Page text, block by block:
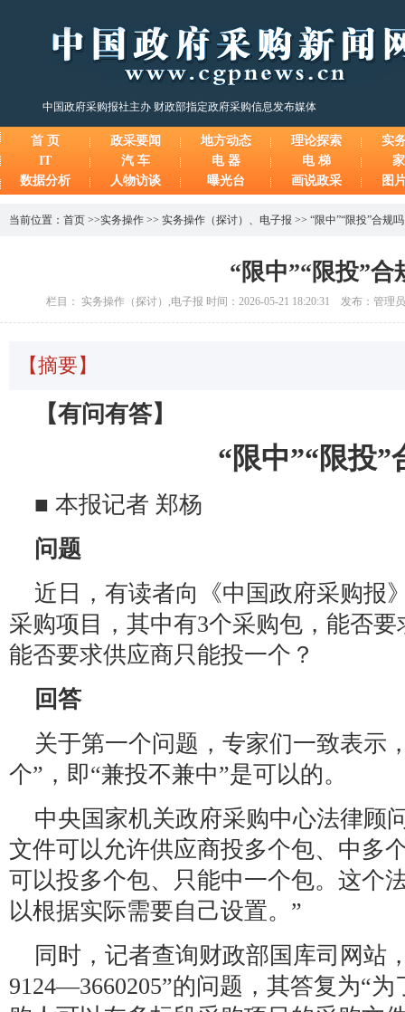
中国政府采购报社主办 财政部指定政府采购信息发布媒体
首 页 政采要闻 地方动态 理论探索
实
IT
汽 车 电 器 电 梯
数据分析
人物访谈 曝光台 画说政采 图
当前位置： 首页 >>实务操作 >> 实务操作（探讨） 、 电子报 >> “限中”“限投”合规吗
“限中”“限投”合
栏目： 实务操作（探讨）,电子报 时间：2026-05-21 18:20:31 发布：管理
【摘要】
【有问有答】
“限中”“限投”
■ 本报记者 郑杨
问题
近日，有读者向《中国政府采购报
采购项目，其中有3个采购包，能否
能否要求供应商只能投一个？
回答
关于第一个问题，专家们一致表示
个”，即“兼投不兼中”是可以的。
中央国家机关政府采购中心法律顾
文件可以允许供应商投多个包、中多
可以投多个包、只能中一个包。这个
以根据实际需要自己设置。”
同时，记者查询财政部国库司网站
9124—3660205”的问题，其答复为“